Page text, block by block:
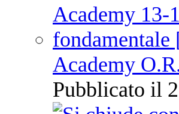
Academy
Pubblicato il